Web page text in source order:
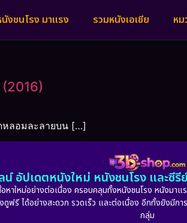
งชนโรง มาแรง รวมหนังเอเชีย ห
หลอมละลายบน […]
น์ อัปเดตหนังใหม่ หนังชนโรง และซี
ใหม่อย่างต่อเนื่อง ครอบคลุมทั้งหนังชนโรง หนังมา
ดูฟรี ได้อย่างสะดวก รวดเร็ว และต่อเนื่อง อีกทั้งยัง
กลุ่ม